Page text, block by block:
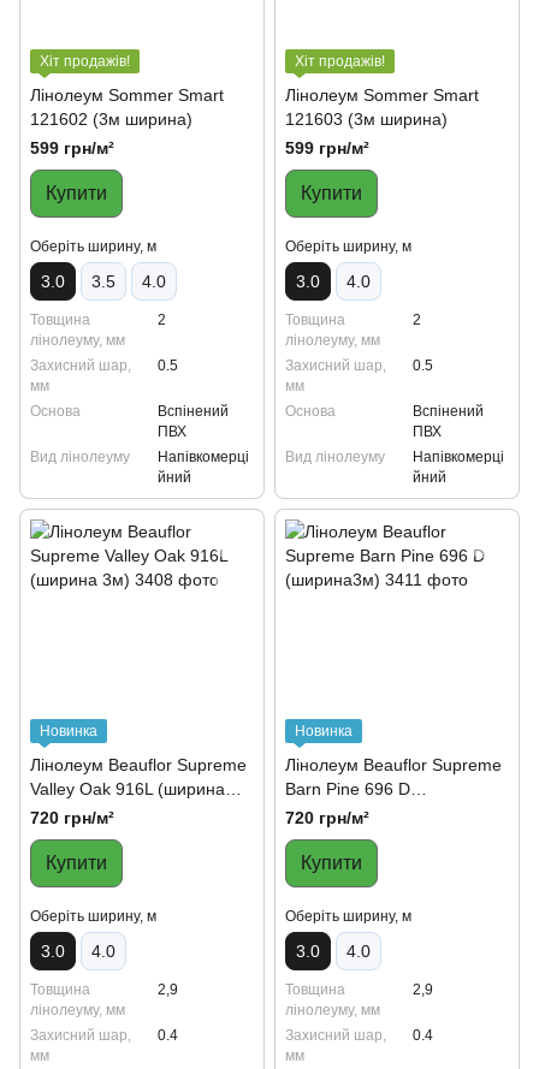
Хіт продажів!
Лінолеум Sommer Smart
121602 (3м ширина)
599 грн/м²
Купити
Oберіть ширину, м
3.0 3.5 4.0
Товщина
лінолеуму, мм
2
Захисний шар,
мм
0.5
Основа
Вспінений
ПВХ
Вид лінолеуму
Напівкомерці
йний
Хіт продажів!
Лінолеум Sommer Smart
121603 (3м ширина)
599 грн/м²
Купити
Oберіть ширину, м
3.0 4.0
Товщина
лінолеуму, мм
2
Захисний шар,
мм
0.5
Основа
Вспінений
ПВХ
Вид лінолеуму
Напівкомерці
йний
Новинка
Лінолеум Beauflor Supreme
Valley Oak 916L (ширина
3м)
720 грн/м²
Купити
Oберіть ширину, м
3.0 4.0
Товщина
лінолеуму, мм
2,9
Захисний шар,
мм
0.4
Новинка
Лінолеум Beauflor Supreme
Barn Pine 696 D
(ширина3м)
720 грн/м²
Купити
Oберіть ширину, м
3.0 4.0
Товщина
лінолеуму, мм
2,9
Захисний шар,
мм
0.4